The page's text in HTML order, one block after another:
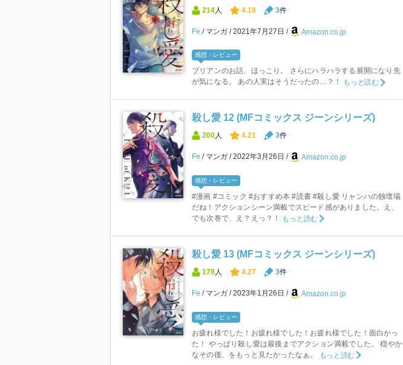
214 人 4.18 3件
Fe マンガ 2021年7月27日 Amazon.co.jp
感想・レビュー
ブリアンのお話、ほっこり。 さらにハラハラする展開になり先
が気になる。 あの人実はそうだったの…？！
もっと読む
殺し愛 12 (MFコミックス ジーンシリーズ)
200人 4.21 3件
Fe マンガ 2022年3月26日 Amazon.co.jp
感想・レビュー
#漫画 #コミック #おすすめ本 #読書 #殺し愛 リャンハの独壇場
だね！アクションシーン満載でスピード感がありました。え、
でも次巻で、え？えっ？！
もっと読む
殺し愛 13 (MFコミックス ジーンシリーズ)
178人 4.27 3件
Fe マンガ 2023年1月26日 Amazon.co.jp
感想・レビュー
お疲れ様でした！お疲れ様でした！お疲れ様でした！面白かっ
た！ やっぱり殺し愛は最後までアクション満載でした。 穏やか
なその後、をもっと見たかったなぁ。
もっと読む